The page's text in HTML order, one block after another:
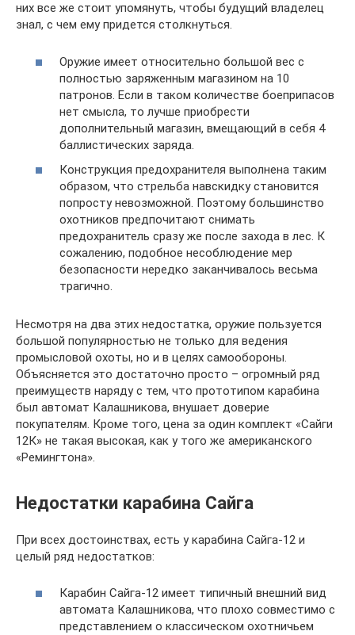
них все же стоит упомянуть, чтобы будущий владелец
знал, с чем ему придется столкнуться.
Оружие имеет относительно большой вес с
полностью заряженным магазином на 10
патронов. Если в таком количестве боеприпасов
нет смысла, то лучше приобрести
дополнительный магазин, вмещающий в себя 4
баллистических заряда.
Конструкция предохранителя выполнена таким
образом, что стрельба навскидку становится
попросту невозможной. Поэтому большинство
охотников предпочитают снимать
предохранитель сразу же после захода в лес. К
сожалению, подобное несоблюдение мер
безопасности нередко заканчивалось весьма
трагично.
Несмотря на два этих недостатка, оружие пользуется
большой популярностью не только для ведения
промысловой охоты, но и в целях самообороны.
Объясняется это достаточно просто – огромный ряд
преимуществ наряду с тем, что прототипом карабина
был автомат Калашникова, внушает доверие
покупателям. Кроме того, цена за один комплект «Сайги
12К» не такая высокая, как у того же американского
«Ремингтона».
Недостатки карабина Сайга
При всех достоинствах, есть у карабина Сайга-12 и
целый ряд недостатков:
Карабин Сайга-12 имеет типичный внешний вид
автомата Калашникова, что плохо совместимо с
представлением о классическом охотничьем